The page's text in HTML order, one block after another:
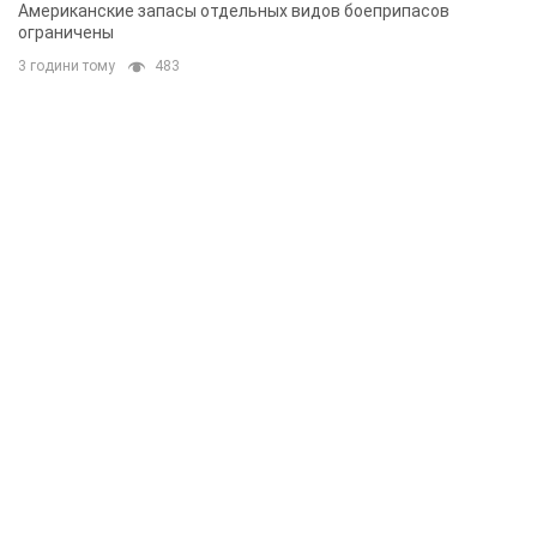
Американские запасы отдельных видов боеприпасов
ограничены
3 години тому 483